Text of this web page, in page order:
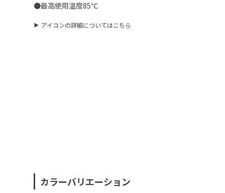
●最高使用温度85℃
アイコンの詳細についてはこちら
カラーバリエーション